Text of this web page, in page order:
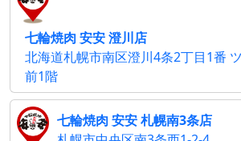
七輪焼肉 安安 澄川店
北海道札幌市南区澄川4条2丁目1番
前1階
七輪焼肉 安安 札幌南3条店